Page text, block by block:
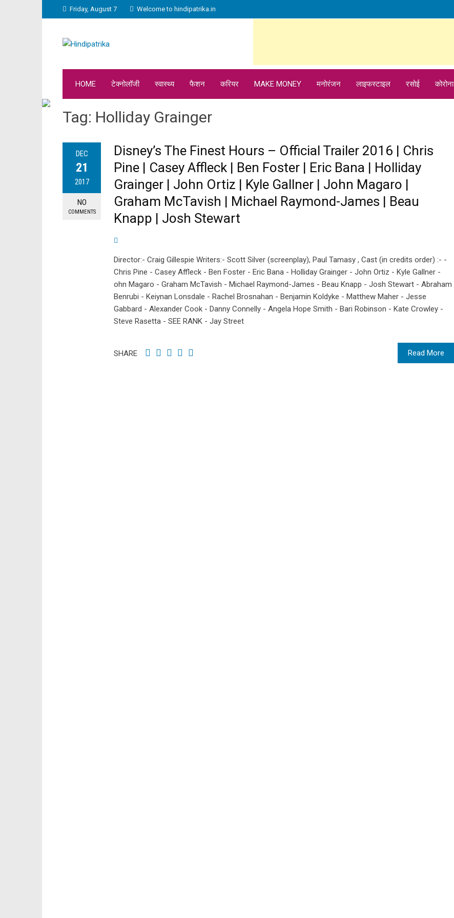
Friday, August 7 Welcome to hindipatrika.in
HOME टेक्नोलॉजी स्वास्थ्य फैशन करियर MAKE MONEY मनोरंजन लाइफस्टाइल रसोई कोरोना
Tag: Holliday Grainger
DEC
21
2017
NO
COMMENTS
Disney’s The Finest Hours – Official Trailer 2016 | Chris
Pine | Casey Affleck | Ben Foster | Eric Bana | Holliday
Grainger | John Ortiz | Kyle Gallner | John Magaro |
Graham McTavish | Michael Raymond-James | Beau
Knapp | Josh Stewart
Director:- Craig Gillespie Writers:- Scott Silver (screenplay), Paul Tamasy , Cast (in credits order) :- -
Chris Pine - Casey Affleck - Ben Foster - Eric Bana - Holliday Grainger - John Ortiz - Kyle Gallner -
ohn Magaro - Graham McTavish - Michael Raymond-James - Beau Knapp - Josh Stewart - Abraham
Benrubi - Keiynan Lonsdale - Rachel Brosnahan - Benjamin Koldyke - Matthew Maher - Jesse
Gabbard - Alexander Cook - Danny Connelly - Angela Hope Smith - Bari Robinson - Kate Crowley -
Steve Rasetta - SEE RANK - Jay Street
Read More
SHARE